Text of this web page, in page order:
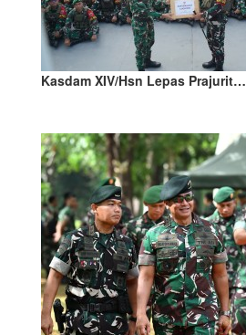
Kasdam XIV/Hsn Lepas Prajurit…